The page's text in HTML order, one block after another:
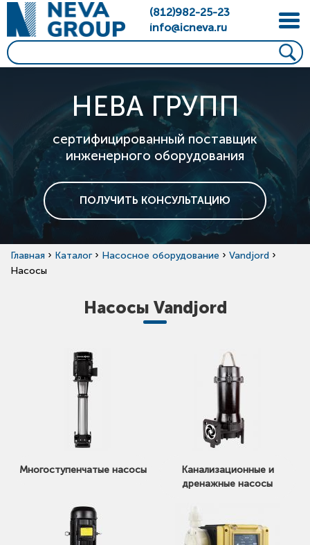
(812)982-25-23
info@icneva.ru
НЕВА ГРУПП
сертифицированный поставщик
инженерного оборудования
ПОЛУЧИТЬ КОНСУЛЬТАЦИЮ
Главная › Каталог › Насосное оборудование › Vandjord ›
Насосы
Насосы Vandjord
Многоступенчатые насосы
Канализационные и
дренажные насосы